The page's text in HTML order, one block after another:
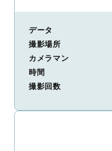
データ
撮影場所
カメラマン
時間
撮影回数